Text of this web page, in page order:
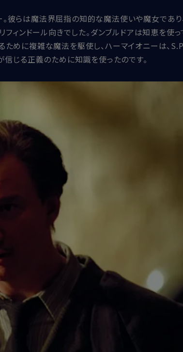
。彼らは魔法界屈指の知的な魔法使いや魔女であり
ィンドール向きでした。ダンブルドアは知恵を使っ
めに複雑な魔法を駆使し、ハーマイオニーは、
じる正義のために知識を使ったのです。